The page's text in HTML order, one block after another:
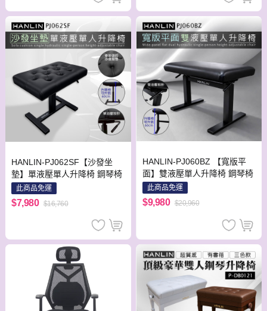
HANLIN-PJ062SF【沙發坐
墊】單液壓單人升降椅 鋼琴椅
此商品免運
$7,980 $16,760
HANLIN-PJ060BZ 【寬版平
面】雙液壓單人升降椅 鋼琴椅
此商品免運
$9,980 $20,960